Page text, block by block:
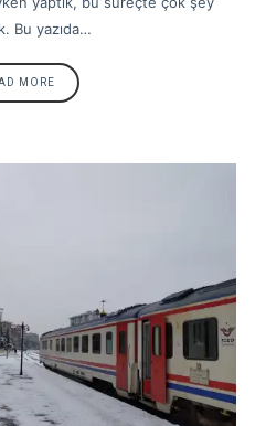
Bu yazıda…
MORE